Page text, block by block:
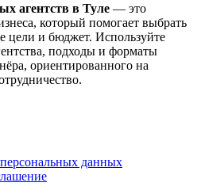
агентств в Туле — это
который помогает выбрать
цели и бюджет. Используйте
подходы и форматы
ориентированного на
данных